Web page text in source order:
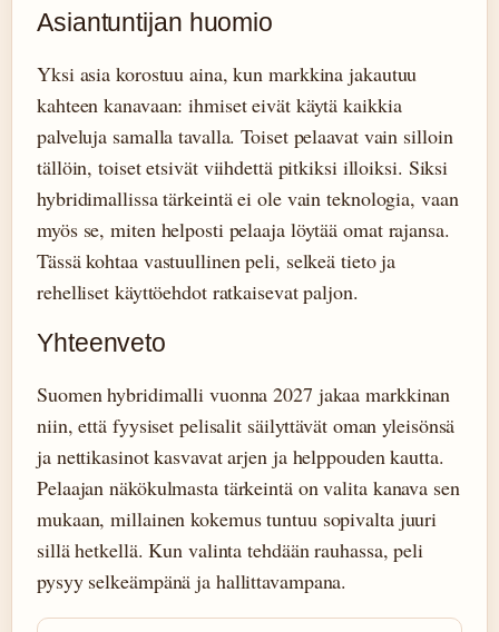
Asiantuntijan huomio
Yksi asia korostuu aina, kun markkina jakautuu
kahteen kanavaan: ihmiset eivät käytä kaikkia
palveluja samalla tavalla. Toiset pelaavat vain silloin
tällöin, toiset etsivät viihdettä pitkiksi illoiksi. Siksi
hybridimallissa tärkeintä ei ole vain teknologia, vaan
myös se, miten helposti pelaaja löytää omat rajansa.
Tässä kohtaa vastuullinen peli, selkeä tieto ja
rehelliset käyttöehdot ratkaisevat paljon.
Yhteenveto
Suomen hybridimalli vuonna 2027 jakaa markkinan
niin, että fyysiset pelisalit säilyttävät oman yleisönsä
ja nettikasinot kasvavat arjen ja helppouden kautta.
Pelaajan näkökulmasta tärkeintä on valita kanava sen
mukaan, millainen kokemus tuntuu sopivalta juuri
sillä hetkellä. Kun valinta tehdään rauhassa, peli
pysyy selkeämpänä ja hallittavampana.